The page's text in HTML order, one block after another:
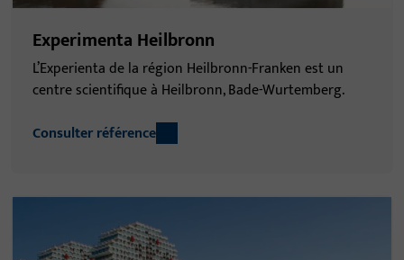
Experimenta Heilbronn
L’Experienta de la région Heilbronn-Franken est un
centre scientifique à Heilbronn, Bade-Wurtemberg.
Consulter référence